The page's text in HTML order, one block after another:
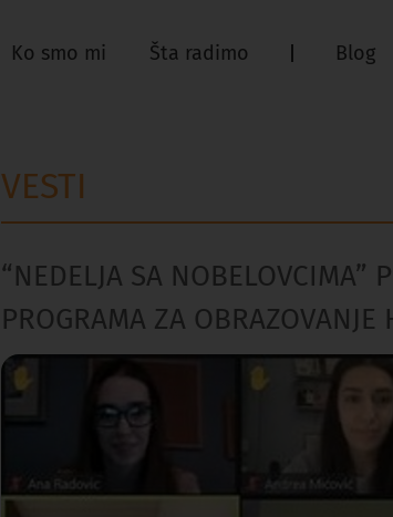
Ko smo mi Šta radimo Blog
VESTI
“NEDELJA SA NOBELOVCIMA”
PROGRAMA ZA OBRAZOVANJE